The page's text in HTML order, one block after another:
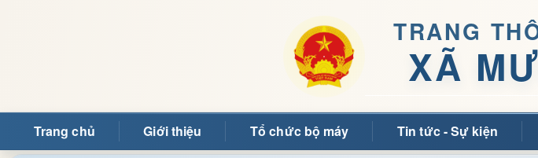
TRANG
XÃ
Trang chủ Giới thiệu Tổ chức bộ máy Tin tức - Sự kiện